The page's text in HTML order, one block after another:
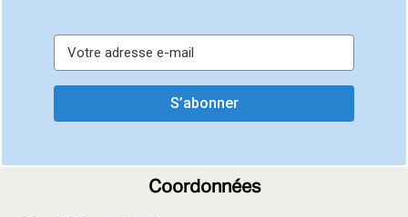
S’abonner
Coordonnées